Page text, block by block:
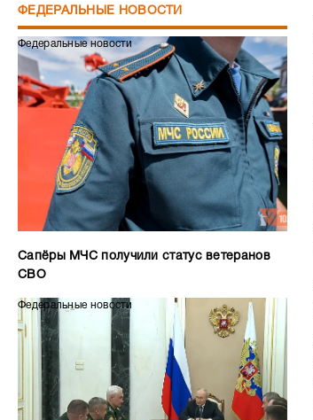
ФЕДЕРАЛЬНЫЕ НОВОСТИ
Федеральные новости
Сапёры МЧС получили статус ветеранов
СВО
Федеральные новости